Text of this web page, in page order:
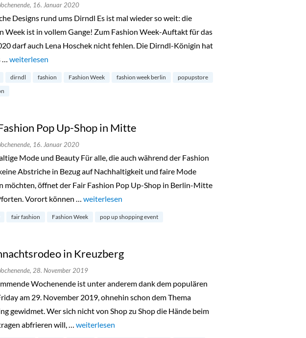
16. Januar 2020
Designs rund ums Dirndl Es ist mal wieder so weit: die
Week ist in vollem Gange! Zum Fashion Week-Auftakt für das
darf auch Lena Hoschek nicht fehlen. Die Dirndl-Königin hat
… „Lena Hoschek Pop Up Store Berlin“
weiterlesen
dirndl fashion Fashion Week fashion week berlin
popupstore
Pop Up-Shop in Mitte
16. Januar 2020
Mode und Beauty Für alle, die auch während der Fashion
Abstriche in Bezug auf Nachhaltigkeit und faire Mode
möchten, öffnet der Fair Fashion Pop Up-Shop in Berlin-Mitte
Vorort können … „Fair Fashion Pop Up-Shop in Mitte“
weiterlesen
fair fashion Fashion Week pop up shopping event
in Kreuzberg
28. November 2019
Wochenende ist unter anderem dank dem populären
am 29. November 2019, ohnehin schon dem Thema
gewidmet. Wer sich nicht von Shop zu Shop die Hände beim
abfrieren will, … „Weihnachtsrodeo in Kreuzberg“
weiterlesen